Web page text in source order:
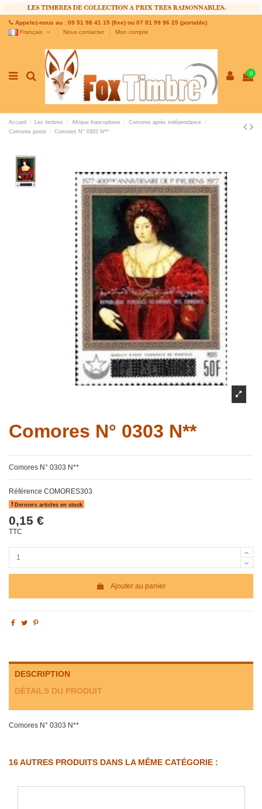
Appelez-nous au : 09 51 98 41 15 (fixe) ou 07 81 99 96 25 (portable)
Français
Nous contacter Mon compte
0
Accueil Les timbres Afrique francophone
Comores après indépendance
Comores poste
Comores N° 0303 N**
Comores N° 0303 N**
Comores N° 0303 N**
Référence COMORES303
Derniers articles en stock
0,15 €
TTC
Ajouter au panier
DESCRIPTION
DÉTAILS DU PRODUIT
Comores N° 0303 N**
16 AUTRES PRODUITS DANS LA MÊME CATÉGORIE :